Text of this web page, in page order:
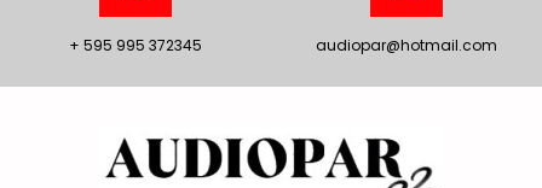
+ 595 995 372345 audiopar@hotmail.com